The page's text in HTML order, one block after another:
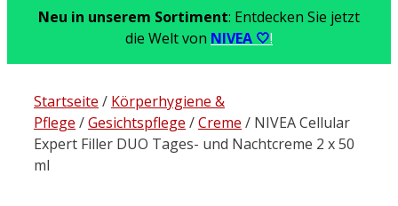
Neu in unserem Sortiment: Entdecken Sie jetzt
die Welt von NIVEA 🤍!
Startseite / Körperhygiene &
Pflege /Gesichtspflege /Creme / NIVEA Cellular
Expert Filler DUO Tages- und Nachtcreme 2 x 50
ml